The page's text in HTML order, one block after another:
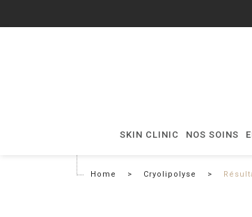
SKIN CLINIC NOS SOINS
Home > Cryolipolyse >